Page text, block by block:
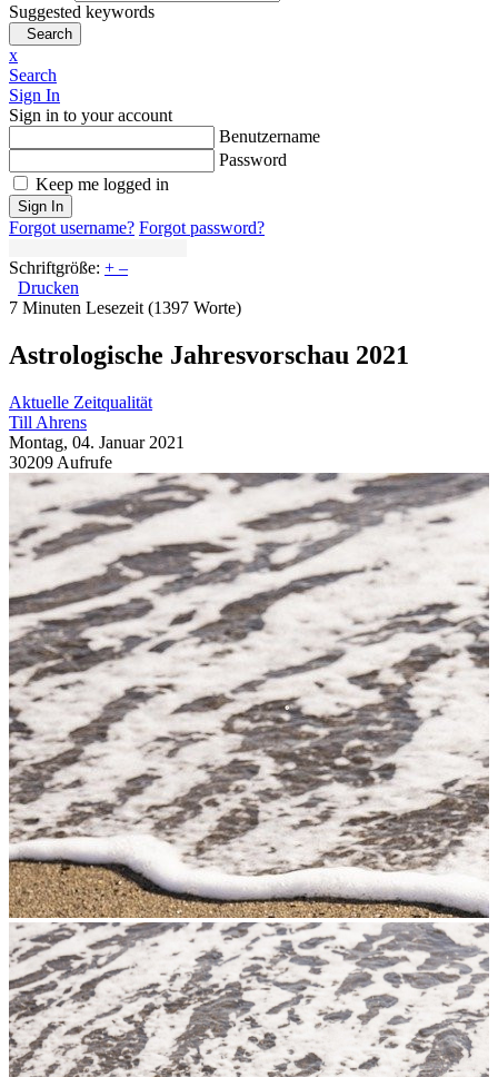
Suggested keywords
Search
x
Search
Sign In
Sign in to your account
Benutzername
Password
Keep me logged in
Sign In
Forgot username? Forgot password?
Schriftgröße: + –
Drucken
7 Minuten Lesezeit (1397 Worte)
Astrologische Jahresvorschau 2021
Aktuelle Zeitqualität
Till Ahrens
Montag, 04. Januar 2021
30209 Aufrufe